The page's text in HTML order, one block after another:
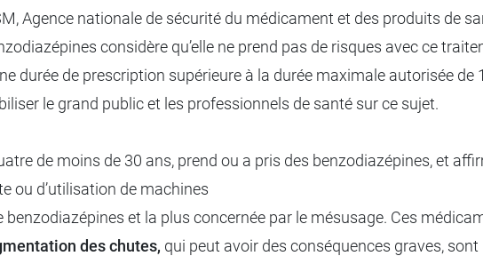
Agence nationale de sécurité du médicament et des produits de
considère qu’elle ne prend pas de risques avec ce
durée de prescription supérieure à la durée maximale autorisée de
le grand public et les professionnels de santé sur ce sujet.
de moins de 30 ans, prend ou a pris des benzodiazépines, et
ou d’utilisation de machines
et la plus concernée par le mésusage. Ces
des chutes, qui peut avoir des conséquences graves,